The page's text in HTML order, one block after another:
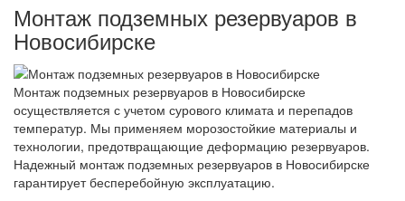
Монтаж подземных резервуаров в
Новосибирске
Монтаж подземных резервуаров в Новосибирске
осуществляется с учетом сурового климата и перепадов
температур. Мы применяем морозостойкие материалы и
технологии, предотвращающие деформацию резервуаров.
Надежный монтаж подземных резервуаров в Новосибирске
гарантирует бесперебойную эксплуатацию.